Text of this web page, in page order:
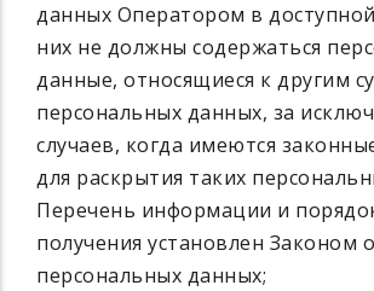
данных Оператором в
них не должны содержаться
данные, относящиеся к другим
персональных данных, за
случаев, когда имеются
для раскрытия таких
Перечень информации и
получения установлен Законом о
персональных данных;